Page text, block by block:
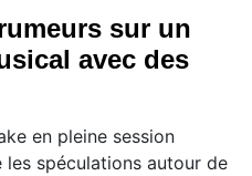
sur un
avec des
en pleine session
les spéculations autour de